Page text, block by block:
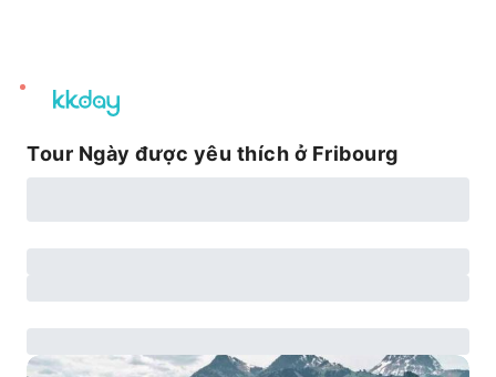
unread
notifications
Tour Ngày được yêu thích ở Fribourg